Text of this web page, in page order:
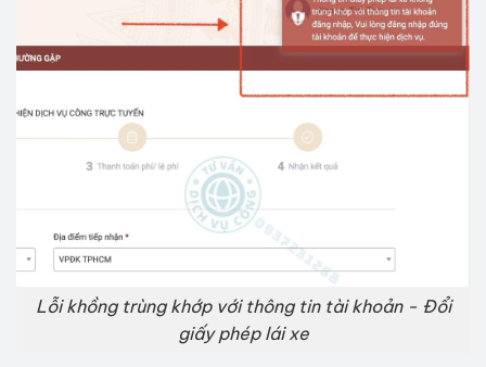
Lỗi khồng trùng khớp với thông tin tài khoản - Đổi
giấy phép lái xe